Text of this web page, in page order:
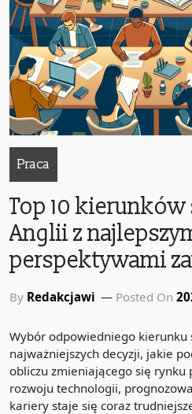
Praca
Top 10
Anglii z
perspektywami
By Redakcjawi Posted On
Wybór odpowiedniego kierunku
najważniejszych decyzji, jakie
obliczu zmieniającego się rynku
rozwoju technologii,
kariery staje się coraz